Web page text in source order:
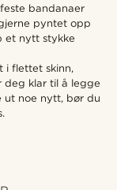
bandanaer
pyntet opp
et nytt stykke
i flettet skinn,
deg klar til å legge
ut noe nytt, bør du